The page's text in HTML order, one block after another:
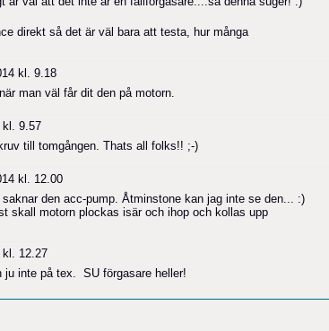
direkt så det är väl bara att testa, hur många
kl. 9.18
man väl får dit den på motorn.
kl. 9.57
till tomgången. Thats all folks!! ;-)
kl. 12.00
den acc-pump. Åtminstone kan jag inte se den... :)
skall motorn plockas isär och ihop och kollas upp
kl. 12.27
ju inte på tex. SU förgasare heller!